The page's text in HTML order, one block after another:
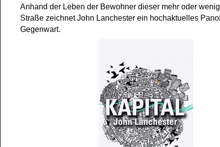
Anhand der Leben der Bewohner dieser mehr oder
Straße zeichnet John Lanchester ein hochaktuelles
Gegenwart.